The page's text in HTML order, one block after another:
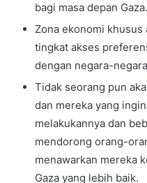
bagi masa depan Gaza.
Zona ekonomi
tingkat akses
dengan negara-
Tidak seorang pun
dan mereka yang
melakukannya dan
mendorong orang-
menawarkan mereka
Gaza yang lebih baik.